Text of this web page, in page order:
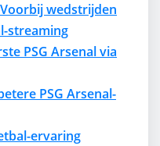
wedstrijden
streaming
PSG Arsenal via
PSG Arsenal-
ervaring